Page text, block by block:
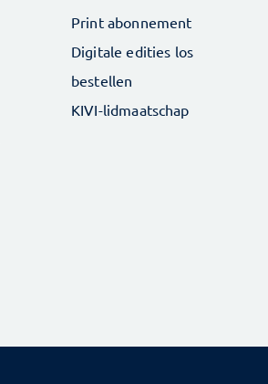
Print abonnement
Digitale edities los
bestellen
KIVI-lidmaatschap